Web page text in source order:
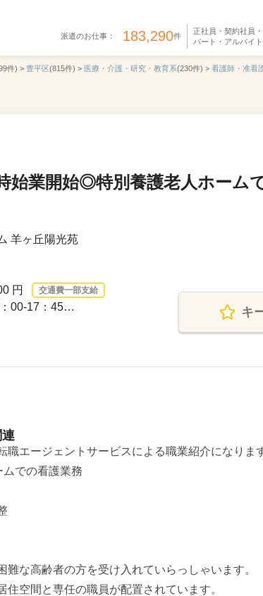
派遣のお仕事： 183,290件
正社員・契約社員・
パート・アルバイ
件) > 豊平区(815件) > 医療・介護・研究・教育系(230件) > 看護師・准看
始業開始◎特別養護老人ホーム
羊ヶ丘陽光苑
円
交通費一部支給
00-17：45…
キ
エージェントサービスによる職業紹介になりま
での看護業務
難な高齢者の方を受け入れていらっしゃいます。
空間と専任の職員が配置されています。